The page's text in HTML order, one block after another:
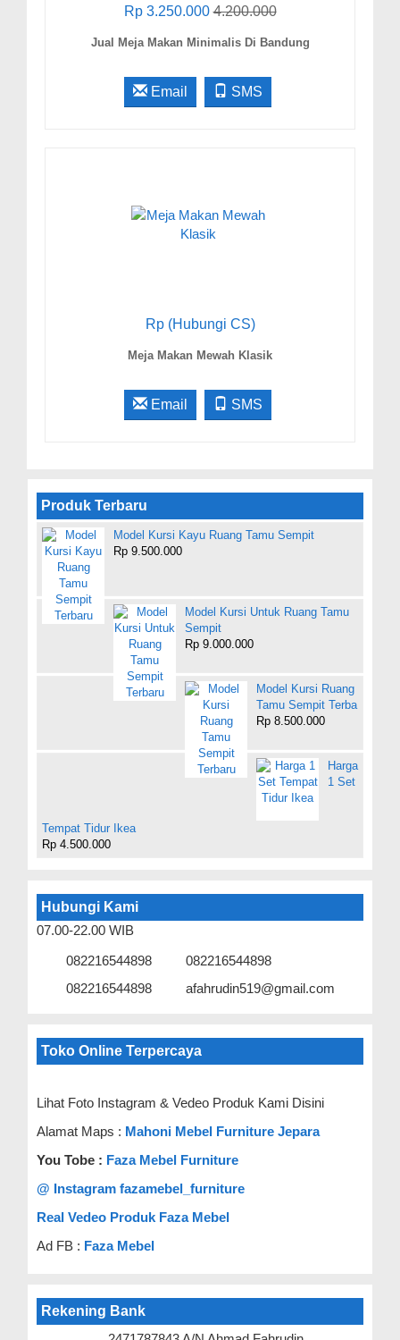
Rp 3.250.0004.200.000
Jual Meja Makan Minimalis Di Bandung
Email SMS
Rp (Hubungi CS)
Meja Makan Mewah Klasik
Email SMS
Produk Terbaru
Model Kursi Kayu Ruang Tamu Sempit
Rp 9.500.000
Model Kursi Untuk Ruang Tamu
Sempit
Rp 9.000.000
Model Kursi Ruang
Tamu Sempit Terba
Rp 8.500.000
Harga
1 Set
Tempat Tidur Ikea
Rp 4.500.000
Hubungi Kami
07.00-22.00 WIB
082216544898
082216544898
082216544898
afahrudin519@gmail.com
Toko Online Terpercaya
Lihat Foto Instagram & Vedeo Produk Kami Disini
Alamat Maps : Mahoni Mebel Furniture Jepara
You Tobe : Faza Mebel Furniture
@ Instagram fazamebel_furniture
Real Vedeo Produk Faza Mebel
Ad FB : Faza Mebel
Rekening Bank